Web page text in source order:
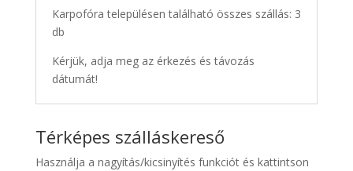
Karpofóra településen található összes szállás: 3
db
Kérjük, adja meg az érkezés és távozás
dátumát!
Térképes szálláskereső
Használja a nagyítás/kicsinyítés funkciót és kattintson